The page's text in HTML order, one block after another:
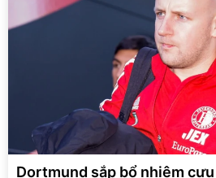
Dortmund sắp bổ nhiệm